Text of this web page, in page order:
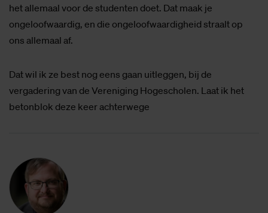
het allemaal voor de studenten doet. Dat maak je
ongeloofwaardig, en die ongeloofwaardigheid straalt op
ons allemaal af.
Dat wil ik ze best nog eens gaan uitleggen, bij de
vergadering van de Vereniging Hogescholen. Laat ik het
betonblok deze keer achterwege